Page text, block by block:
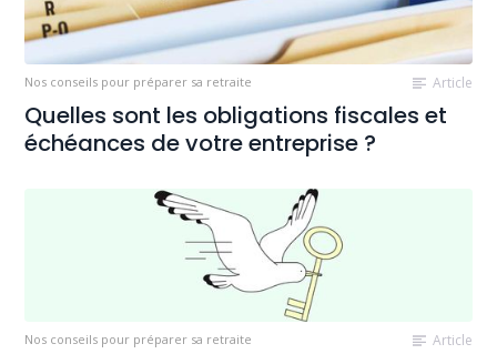
Nos conseils pour préparer sa retraite Article
Quelles sont les obligations fiscales et
échéances de votre entreprise ?
Nos conseils pour préparer sa retraite Article